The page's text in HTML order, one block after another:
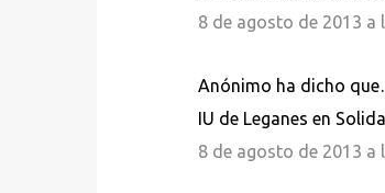
8 de agosto de 2013 a
Anónimo ha dicho
IU de Leganes en
8 de agosto de 2013 a